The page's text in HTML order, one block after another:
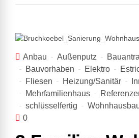
Anbau Außenputz
Bauvorhaben
Elektro
Fliesen
Heizung/Sanitär
Mehrfamilienhaus
schlüsselfertig
0